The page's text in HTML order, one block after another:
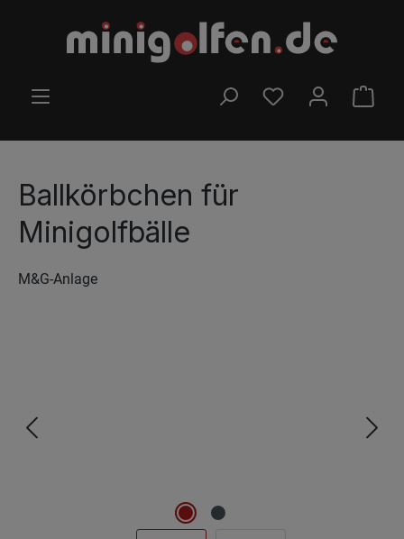
Zum Hauptinhalt springen
DU HAST 0
Ballkörbchen für
Minigolfbälle
M&G-Anlage